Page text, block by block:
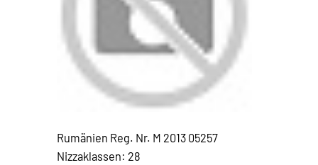
Rumänien Reg. Nr. M 2013 05257
Nizzaklassen: 28